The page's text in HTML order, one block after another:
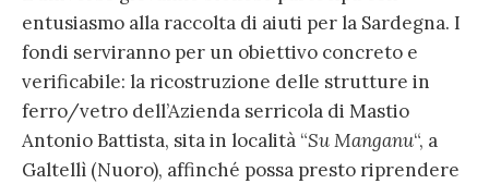
entusiasmo alla raccolta di aiuti per la Sardegna. I
fondi serviranno per un obiettivo concreto e
verificabile: la ricostruzione delle strutture in
ferro/vetro dell’Azienda serricola di Mastio
Antonio Battista, sita in località “Su Manganu“, a
Galtellì (Nuoro), affinché possa presto riprendere